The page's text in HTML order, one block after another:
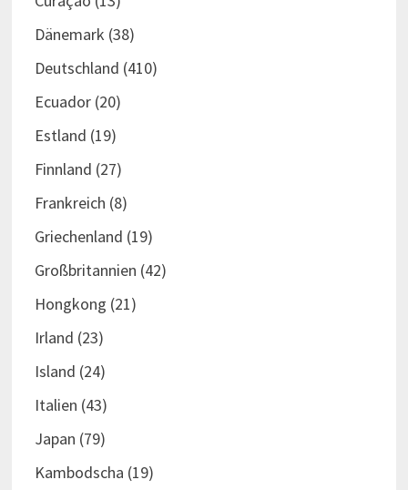
Dänemark (38)
Deutschland (410)
Ecuador(20)
Estland (19)
Finnland (27)
Frankreich (8)
Griechenland (19)
Großbritannien (42)
Hongkong (21)
Irland (23)
Island (24)
Italien (43)
Japan (79)
Kambodscha (19)